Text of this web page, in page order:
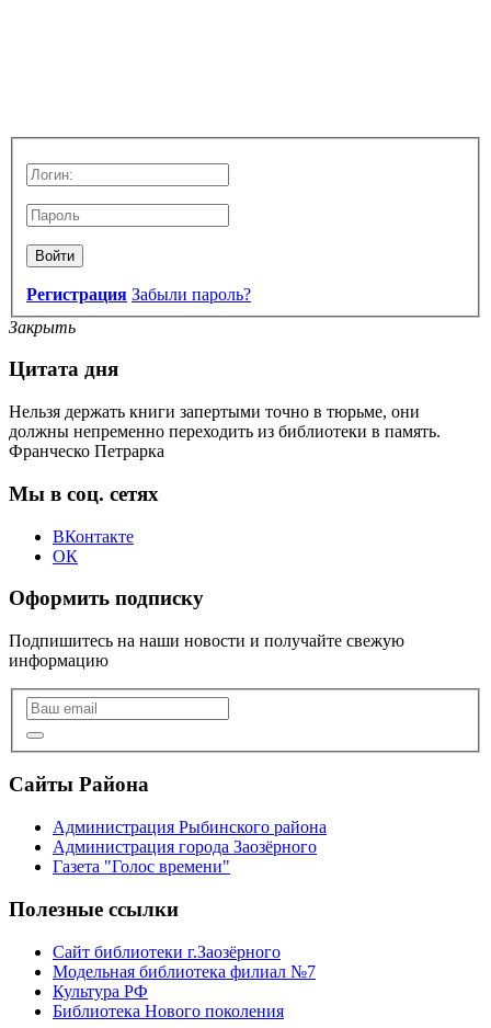
Войти
Регистрация Забыли пароль?
Закрыть
Цитата дня
Нельзя держать книги запертыми точно в тюрьме, они
должны непременно переходить из библиотеки в память.
Франческо Петрарка
Мы в соц. сетях
ВКонтакте
ОК
Оформить подписку
Подпишитесь на наши новости и получайте свежую
информацию
Сайты Района
Администрация Рыбинского района
Администрация города Заозёрного
Газета "Голос времени"
Полезные ссылки
Сайт библиотеки г.Заозёрного
Модельная библиотека филиал №7
Культура РФ
Библиотека Нового поколения